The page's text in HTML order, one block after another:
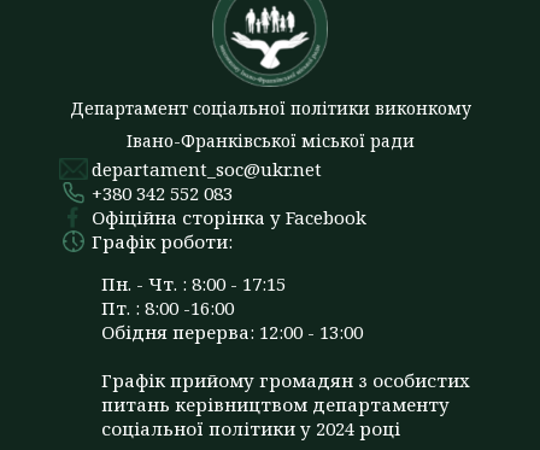
Департамент соціальної політики виконкому
Івано-Франківської міської ради
departament_soc@ukr.net
+380 342 552 083
Офіційна сторінка у Facebook
Графік роботи:
Пн. - Чт. : 8:00 - 17:15
Пт. : 8:00 -16:00
Обідня перерва: 12:00 - 13:00
Графік прийому громадян з особистих
питань керівництвом департаменту
соціальної політики у 2024 році